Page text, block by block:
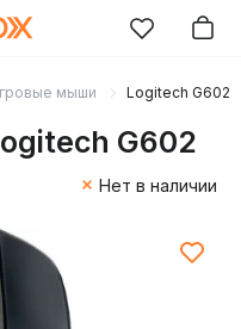
мыши Logitech G602
G602
Нет в наличии